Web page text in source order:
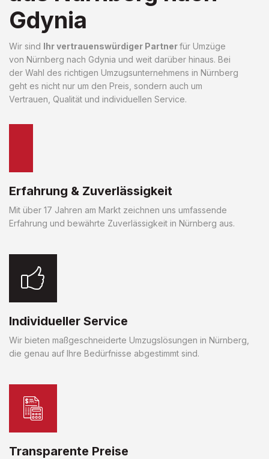
Gdynia
Wir sind Ihr vertrauenswürdiger Partnerfür Umzüge
von Nürnberg nach Gdynia und weit darüber hinaus. Bei
der Wahl des richtigen Umzugsunternehmens in Nürnberg
geht es nicht nur um den Preis, sondern auch um
Vertrauen, Qualität und individuellen Service.
Erfahrung & Zuverlässigkeit
Mit über 17 Jahren am Markt zeichnen uns umfassende
Erfahrung und bewährte Zuverlässigkeit in Nürnberg aus.
Individueller Service
Wir bieten maßgeschneiderte Umzugslösungen in Nürnberg,
die genau auf Ihre Bedürfnisse abgestimmt sind.
Transparente Preise